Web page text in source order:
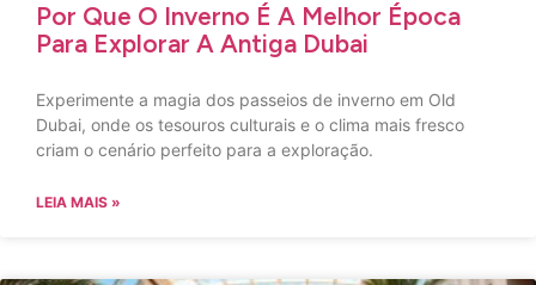
Por Que O Inverno É A Melhor Época
Para Explorar A Antiga Dubai
Experimente a magia dos passeios de inverno em Old
Dubai, onde os tesouros culturais e o clima mais fresco
criam o cenário perfeito para a exploração.
LEIA MAIS »